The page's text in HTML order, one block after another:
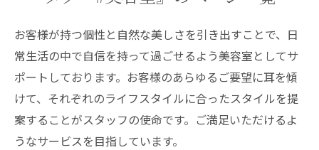
お客様が持つ個性と自然な美しさを引き出すことで、日
常生活の中で自信を持って過ごせるよう美容室としてサ
ポートしております。お客様のあらゆるご要望に耳を傾
けて、それぞれのライフスタイルに合ったスタイルを提
案することがスタッフの使命です。ご満足いただけるよ
うなサービスを目指しています。